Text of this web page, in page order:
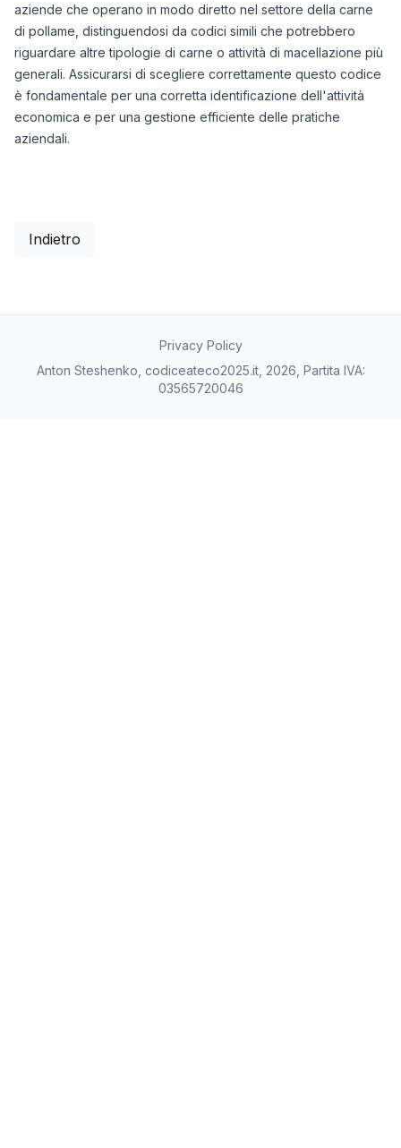
aziende che operano in modo diretto nel settore della carne
di pollame, distinguendosi da codici simili che potrebbero
riguardare altre tipologie di carne o attività di macellazione più
generali. Assicurarsi di scegliere correttamente questo codice
è fondamentale per una corretta identificazione dell'attività
economica e per una gestione efficiente delle pratiche
aziendali.
Indietro
Privacy Policy
Anton Steshenko, codiceateco2025.it, 2026, Partita IVA:
03565720046